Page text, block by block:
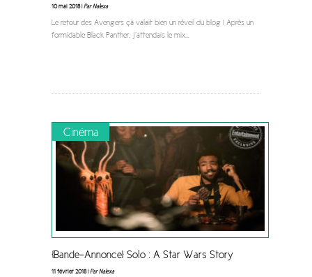
10 mai 2018 |Par Nalexa
Le retour des Avengers çà valait bien un réveil du blog ! Après un
formidable Black Panther, j’attendais le mix...
Cinéma
[Bande-Annonce] Solo : A Star Wars Story
11 février 2018 |Par Nalexa